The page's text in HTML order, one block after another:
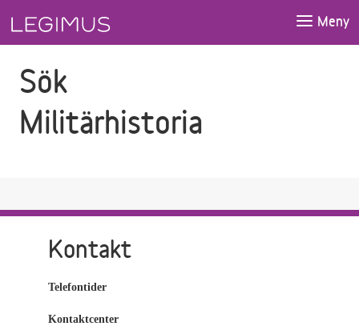
Meny
Sök
Militärhistoria
Kontakt
Telefontider
Kontaktcenter